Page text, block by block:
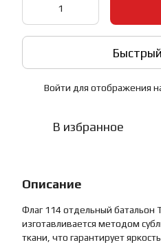
Войти для отображения
В избранное
Описание
Флаг 114 отдельный батальон
изготавливается методом
ткани, что гарантирует